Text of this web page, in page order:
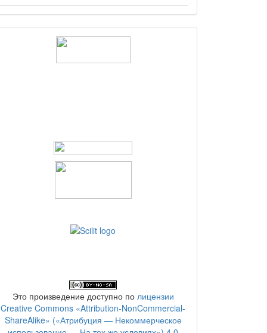
Это произведение доступно по лицензии
Creative Commons «Attribution-NonCommercial-
ShareAlike» («Атрибуция — Некоммерческое